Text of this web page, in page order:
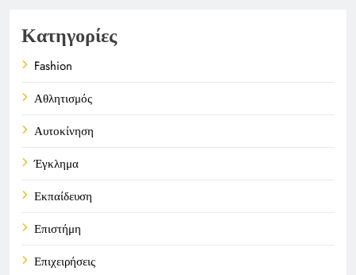
Κατηγορίες
Fashion
Αθλητισμός
Αυτοκίνηση
Έγκλημα
Εκπαίδευση
Επιστήμη
Επιχειρήσεις